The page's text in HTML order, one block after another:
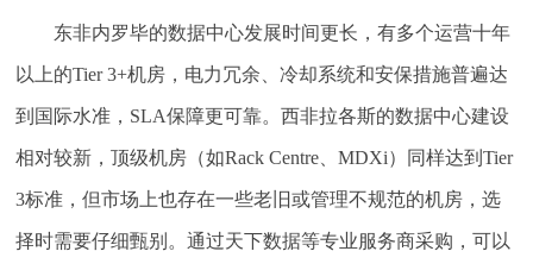
东非内罗毕的数据中心发展时间更长，有多个运营十年
以上的Tier 3+机房，电力冗余、冷却系统和安保措施普遍达
到国际水准，SLA保障更可靠。西非拉各斯的数据中心建设
相对较新，顶级机房（如Rack Centre、MDXi）同样达到Tier
3标准，但市场上也存在一些老旧或管理不规范的机房，选
择时需要仔细甄别。通过天下数据等专业服务商采购，可以